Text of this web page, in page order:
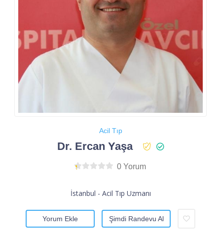
Acil Tıp
Dr. Ercan Yaşa
0 Yorum
İstanbul - Acil Tıp Uzmanı
Yorum Ekle Şimdi Randevu Al